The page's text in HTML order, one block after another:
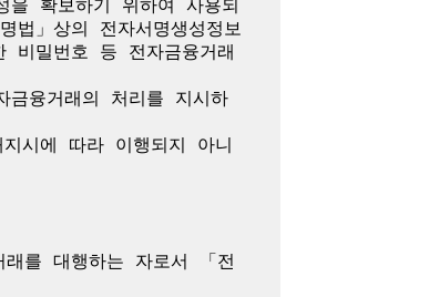
확보하기 위하여 사용되
」상의 전자서명생성정보
밀번호 등 전자금융거래
융거래의 처리를 지시하
시에 따라 이행되지 아니
를 대행하는 자로서 「전